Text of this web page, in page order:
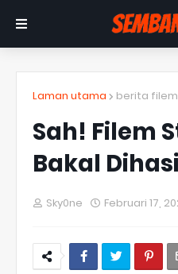
Laman utama berita filem
Sah! Filem
Bakal
Sky0ne Februari 17,